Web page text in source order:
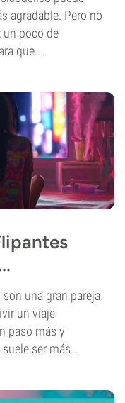
agradable. Pero no
un poco de
que...
una gran pareja
un viaje
paso más y
ser más...